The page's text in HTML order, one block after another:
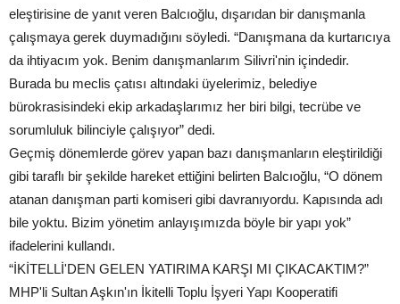
eleştirisine de yanıt veren Balcıoğlu, dışarıdan bir danışmanla
çalışmaya gerek duymadığını söyledi. “Danışmana da kurtarıcıya
da ihtiyacım yok. Benim danışmanlarım Silivri'nin içindedir.
Burada bu meclis çatısı altındaki üyelerimiz, belediye
bürokrasisindeki ekip arkadaşlarımız her biri bilgi, tecrübe ve
sorumluluk bilinciyle çalışıyor” dedi.
Geçmiş dönemlerde görev yapan bazı danışmanların eleştirildiği
gibi taraflı bir şekilde hareket ettiğini belirten Balcıoğlu, “O dönem
atanan danışman parti komiseri gibi davranıyordu. Kapısında adı
bile yoktu. Bizim yönetim anlayışımızda böyle bir yapı yok”
ifadelerini kullandı.
“İKİTELLİ'DEN GELEN YATIRIMA KARŞI MI ÇIKACAKTIM?”
MHP'li Sultan Aşkın'ın İkitelli Toplu İşyeri Yapı Kooperatifi